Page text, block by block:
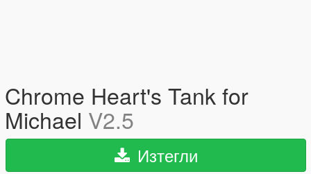
Chrome Heart's Tank for
Michael V2.5
Изтегли